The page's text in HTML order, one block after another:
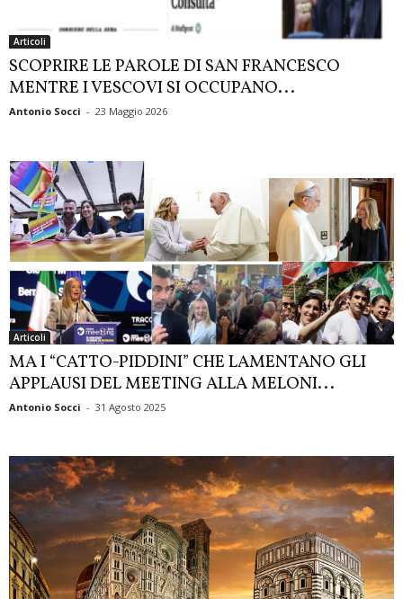
Articoli
SCOPRIRE LE PAROLE DI SAN FRANCESCO
MENTRE I VESCOVI SI OCCUPANO...
Antonio Socci - 23 Maggio 2026
Articoli
MA I “CATTO-PIDDINI” CHE LAMENTANO GLI
APPLAUSI DEL MEETING ALLA MELONI...
Antonio Socci - 31 Agosto 2025